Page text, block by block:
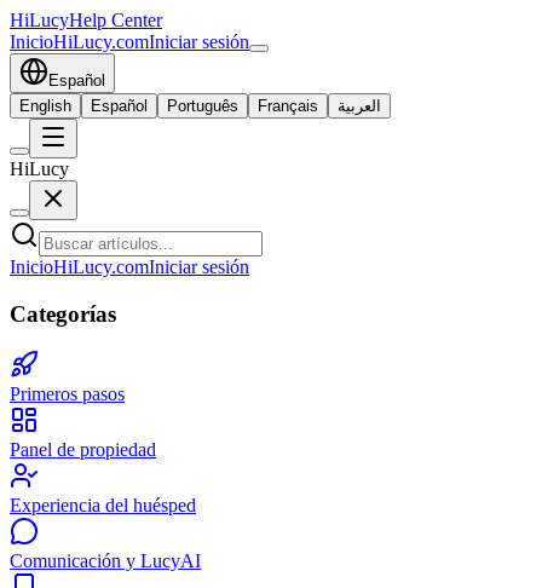
HiLucyHelp Center
InicioHiLucy.comIniciar sesión
Español
English
Español Português Français العربية
HiLucy
InicioHiLucy.comIniciar sesión
Categorías
Primeros pasos
Panel de propiedad
Experiencia del huésped
Comunicación y LucyAI